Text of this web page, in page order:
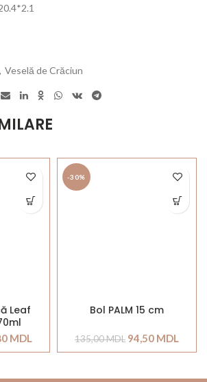
, Veselă de Crăciun
Leaf
MDL
-30%
Bol PALM 15 cm
135,00MDL 94,50 MDL